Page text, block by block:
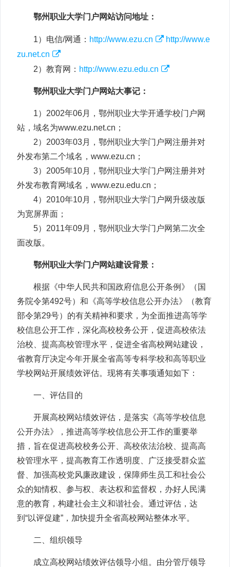
鄂州职业大学门户网站访问地址：
1）电信/网通： http://www.ezu.cn
http://www.e
zu.net.cn
2）教育网： http://www.ezu.edu.cn
鄂州职业大学门户网站大事记：
1）2002年06月，鄂州职业大学开通学校门户网
站，域名为www.ezu.net.cn；
2）2003年03月，鄂州职业大学门户网注册并对
外发布第二个域名，www.ezu.cn；
3）2005年10月，鄂州职业大学门户网注册并对
外发布教育网域名，www.ezu.edu.cn；
4）2010年10月，鄂州职业大学门户网升级改版
为宽屏界面；
5）2011年09月，鄂州职业大学门户网第二次全
面改版。
鄂州职业大学门户网站建设背景：
根据《中华人民共和国政府信息公开条例》（国
务院令第492号）和《高等学校信息公开办法》（教育
部令第29号）的有关精神和要求，为全面推进高等学
校信息公开工作，深化高校校务公开，促进高校依法
治校、提高高校管理水平，促进全省高校网站建设，
省教育厅决定今年开展全省高等专科学校和高等职业
学校网站开展绩效评估。现将有关事项通知如下：
一、评估目的
开展高校网站绩效评估，是落实《高等学校信息
公开办法》，推进高等学校信息公开工作的重要举
措，旨在促进高校校务公开、高校依法治校、提高高
校管理水平，提高教育工作透明度、广泛接受群众监
督、加强高校党风廉政建设，保障师生员工和社会公
众的知情权、参与权、表达权和监督权，办好人民满
意的教育，构建社会主义和谐社会。通过评估，达
到“以评促建”，加快提升全省高校网站整体水平。
二、组织领导
成立高校网站绩效评估领导小组。由分管厅领导